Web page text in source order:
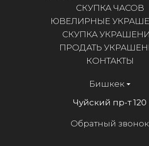
СКУПКА ЧАСОВ
ЮВЕЛИРНЫЕ
СКУПКА
ПРОДАТЬ
КОНТАКТЫ
Бишкек
Чуйский пр-т 120
Обратный звонок